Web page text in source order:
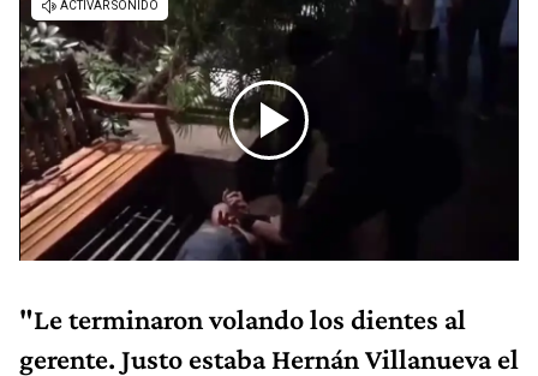
"Le terminaron volando los dientes al
gerente. Justo estaba Hernán Villanueva el